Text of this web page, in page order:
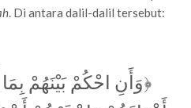
. Di antara dalil-dalil tersebut:
﴿وَأَنِ احْكُمْ بَيْنَهُمْ بِمَا